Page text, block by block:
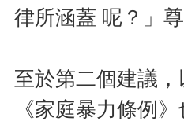
律所涵蓋 呢？」
至於第二個建議
《家庭暴力條例